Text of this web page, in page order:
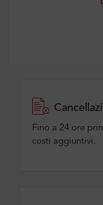
Fino a 24 ore
costi aggiuntivi.